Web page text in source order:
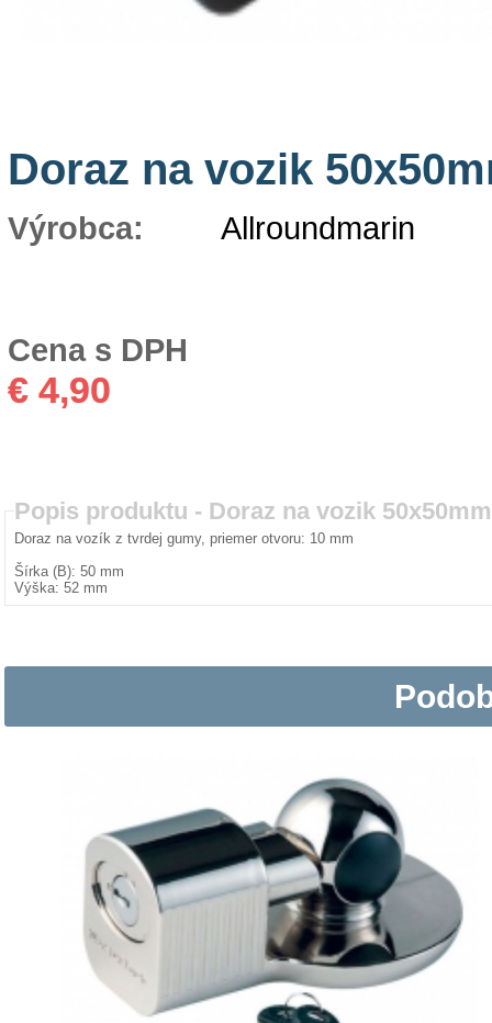
Doraz na vozik
Výrobca: Allroundmarin
Cena s DPH
€ 4,90
Popis produktu - Doraz na vozik
Doraz na vozík z tvrdej gumy, priemer otvoru: 10 mm
Šírka (B): 50 mm
Výška: 52 mm